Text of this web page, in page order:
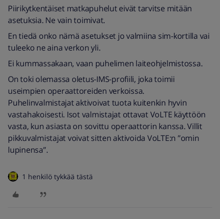
Piirikytkentäiset matkapuhelut eivät tarvitse mitään
asetuksia. Ne vain toimivat.
En tiedä onko nämä asetukset jo valmiina sim-kortilla vai
tuleeko ne aina verkon yli.
Ei kummassakaan, vaan puhelimen laiteohjelmistossa.
On toki olemassa oletus-IMS-profiili, joka toimii
useimpien operaattoreiden verkoissa.
Puhelinvalmistajat aktivoivat tuota kuitenkin hyvin
vastahakoisesti. Isot valmistajat ottavat VoLTE käyttöön
vasta, kun asiasta on sovittu operaattorin kanssa. Villit
pikkuvalmistajat voivat sitten aktivoida VoLTE:n ”omin
lupinensa”.
1 henkilö tykkää tästä